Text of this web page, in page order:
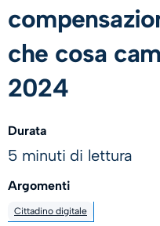
che cosa
2024
Durata
5 minuti di lettura
Argomenti
Cittadino digitale